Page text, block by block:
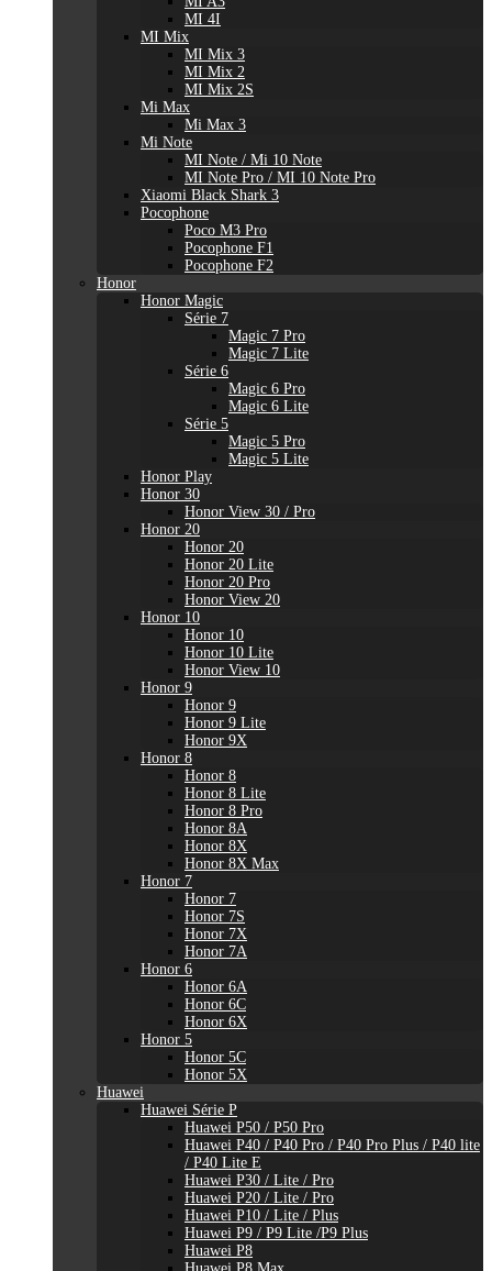
MI 4I
MI Mix
MI Mix 3
MI Mix 2
MI Mix 2S
Mi Max
Mi Max 3
Mi Note
MI Note / Mi 10 Note
MI Note Pro / MI 10 Note Pro
Xiaomi Black Shark 3
Pocophone
Poco M3 Pro
Pocophone F1
Pocophone F2
Honor
Honor Magic
Série 7
Magic 7 Pro
Magic 7 Lite
Série 6
Magic 6 Pro
Magic 6 Lite
Série 5
Magic 5 Pro
Magic 5 Lite
Honor Play
Honor 30
Honor View 30 / Pro
Honor 20
Honor 20
Honor 20 Lite
Honor 20 Pro
Honor View 20
Honor 10
Honor 10
Honor 10 Lite
Honor View 10
Honor 9
Honor 9
Honor 9 Lite
Honor 9X
Honor 8
Honor 8
Honor 8 Lite
Honor 8 Pro
Honor 8A
Honor 8X
Honor 8X Max
Honor 7
Honor 7
Honor 7S
Honor 7X
Honor 7A
Honor 6
Honor 6A
Honor 6C
Honor 6X
Honor 5
Honor 5C
Honor 5X
Huawei
Huawei Série P
Huawei P50 / P50 Pro
Huawei P40 / P40 Pro / P40 Pro Plus / P40 lite
/ P40 Lite E
Huawei P30 / Lite / Pro
Huawei P20 / Lite / Pro
Huawei P10 / Lite / Plus
Huawei P9 / P9 Lite /P9 Plus
Huawei P8